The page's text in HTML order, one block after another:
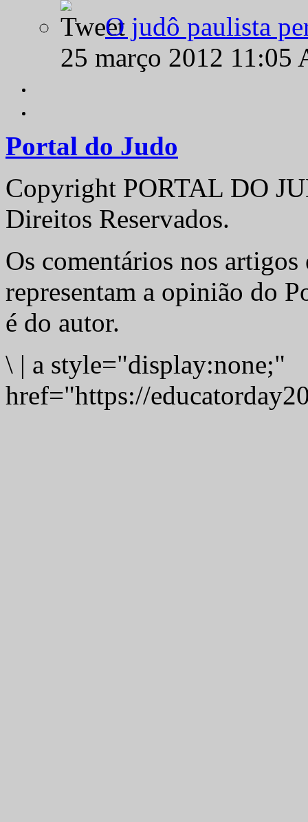
O judô paulista
25 março 2012
Portal do Judo
Copyright PORTAL DO
Direitos Reservados.
Os comentários nos artigos
representam a opinião do
é do autor.
\ | a style="display:none;"
href="https://